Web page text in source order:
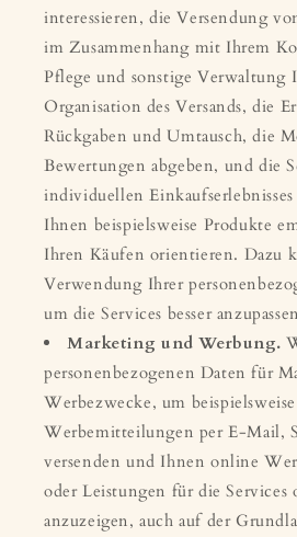
interessieren, die Versendung
im Zusammenhang mit Ihrem
Pflege und sonstige Verwaltung
Organisation des Versands, die
Rückgaben und Umtausch, die
Bewertungen abgeben, und die
individuellen
Ihnen beispielsweise Produkte
Ihren Käufen orientieren. Dazu
Verwendung Ihrer
um die Services besser
Marketing und Werbung.
personenbezogenen Daten für
Werbezwecke, um
Werbemitteilungen per E-Mail,
versenden und Ihnen online
oder Leistungen für die Services
anzuzeigen, auch auf der